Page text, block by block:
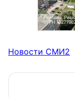
Новости СМИ2